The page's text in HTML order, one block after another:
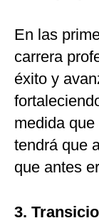
En las
carrera
éxito y
medida
tendrá que
que antes
3.